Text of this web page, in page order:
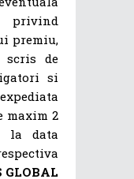
privind
premiu,
de
si
maxim 2
la data
GLOBAL